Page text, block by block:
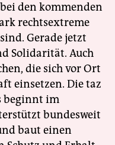
den kommenden
rechtsextreme
Gerade jetzt
Solidarität. Auch
die sich vor Ort
einsetzen. Die taz
beginnt im
bundesweit
baut einen